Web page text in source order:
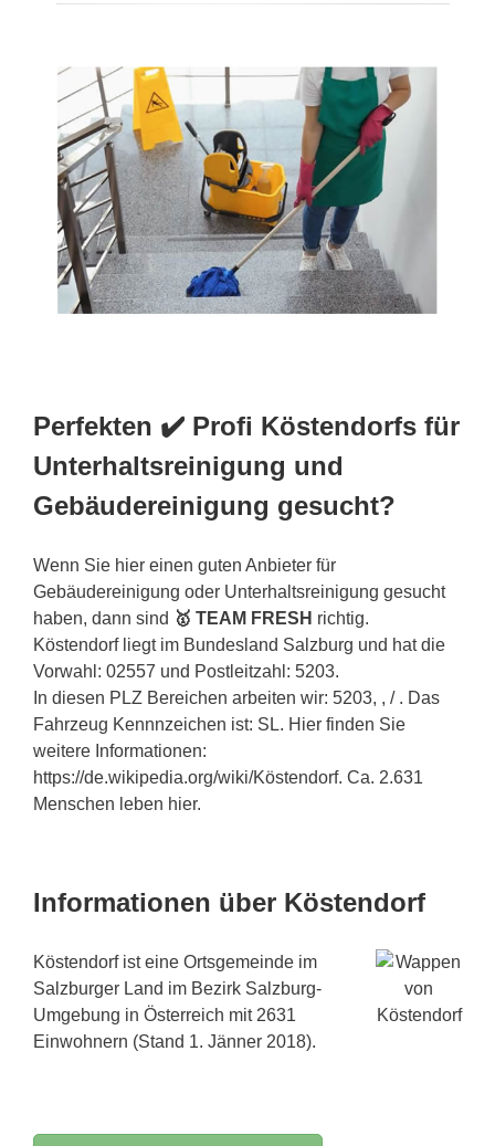
Perfekten ✔️ Profi Köstendorfs für
Unterhaltsreinigung und
Gebäudereinigung gesucht?
Wenn Sie hier einen guten Anbieter für
Gebäudereinigung oder Unterhaltsreinigung gesucht
haben, dann sind 🥇 TEAM FRESH richtig.
Köstendorf liegt im Bundesland Salzburg und hat die
Vorwahl: 02557 und Postleitzahl: 5203.
In diesen PLZ Bereichen arbeiten wir: 5203, , / . Das
Fahrzeug Kennnzeichen ist: SL. Hier finden Sie
weitere Informationen:
https://de.wikipedia.org/wiki/Köstendorf. Ca. 2.631
Menschen leben hier.
Informationen über Köstendorf
Köstendorf ist eine Ortsgemeinde im
Salzburger Land im Bezirk Salzburg-
Umgebung in Österreich mit 2631
Einwohnern (Stand 1. Jänner 2018).